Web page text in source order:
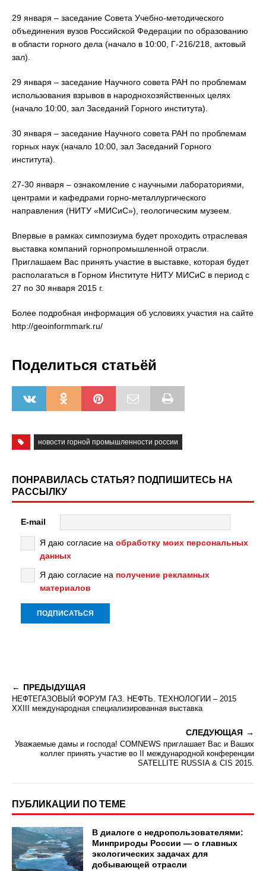
29 января – заседание Совета Учебно-методического
объединения вузов Российской Федерации по образованию
в области горного дела (начало в 10:00, Г-216/218, актовый
зал).
29 января – заседание Научного совета РАН по проблемам
использования взрывов в народнохозяйственных целях
(начало 10:00, зал Заседаний Горного института).
30 января – заседание Научного совета РАН по проблемам
горных наук (начало 10:00, зал Заседаний Горного
института).
27-30 января – ознакомление с научными лабораториями,
центрами и кафедрами горно-металлургического
направления (НИТУ «МИСиС»), геологическим музеем.
Впервые в рамках симпозиума будет проходить отраслевая
выставка компаний горнопромышленной отрасли.
Приглашаем Вас принять участие в выставке, которая будет
располагаться в Горном Институте НИТУ МИСиС в период с
27 по 30 января 2015 г.
Более подробная информация об условиях участия на сайте
http://geoinformmark.ru/
Поделиться статьёй
новости горной промышленности россии
ПОНРАВИЛАСЬ СТАТЬЯ? ПОДПИШИТЕСЬ НА
РАССЫЛКУ
E-mail
Я даю согласие на обработку моих персональных
данных
Я даю согласие на получение рекламных
материалов
ПРЕДЫДУЩАЯ
НЕФТЕГАЗОВЫЙ ФОРУМ ГАЗ. НЕФТЬ. ТЕХНОЛОГИИ – 2015
XXIII международная специализированная выставка
СЛЕДУЮЩАЯ
Уважаемые дамы и господа! COMNEWS приглашает Вас и Ваших
коллег принять участие во II международной конференции
SATELLITE RUSSIA & CIS 2015.
ПУБЛИКАЦИИ ПО ТЕМЕ
В диалоге с недропользователями:
Минприроды России — о главных
экологических задачах для
добывающей отрасли